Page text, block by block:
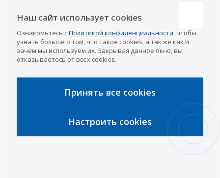
Казань
8 (843) 207-03-08
Уфа
8 (347) 258-84-87
8 (8352) 38-88-37
Интернет-магазин
info@a-pricep.ru
Наш сайт использует cookies
Ознакомьтесь сПолитикой конфиденциальности, чтобы
узнать больше о том, что такое cookies, а так же как и
зачем мы используем их. Закрывая данное окно, вы
отказываетесь от всех cookies.
Принять все cookies
Настроить cookies